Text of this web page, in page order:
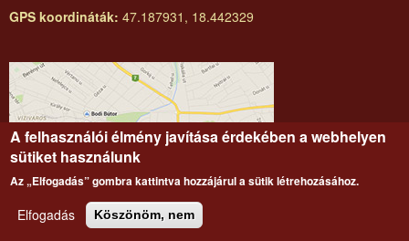
GPS koordináták: 47.187931, 18.442329
A felhasználói élmény javítása érdekében a webhelyen
sütiket használunk
Az „Elfogadás” gombra kattintva hozzájárul a sütik létrehozásához.
Elfogadás Köszönöm, nem